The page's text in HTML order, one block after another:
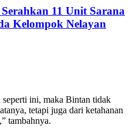
11 Unit Sarana
Kelompok Nelayan
seperti ini, maka Bintan tidak
tetapi juga dari ketahanan
tambahnya.